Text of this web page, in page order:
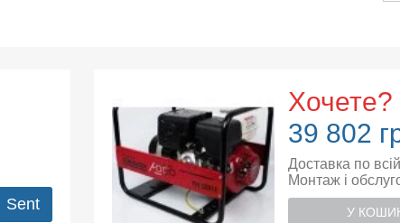
Sent
Хочете?
39 802
Доставка по всій
Монтаж і
У